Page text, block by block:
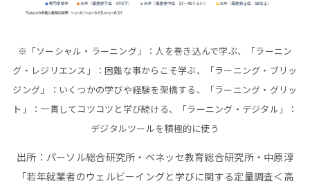
※「ソーシャル・ラーニング」：人を巻き込んで学ぶ、「ラーニン
グ・レジリエンス」：困難な事からこそ学ぶ、「ラーニング・ブリッ
ジング」：いくつかの学びや経験を架橋する、「ラーニング・グリッ
ト」：一貫してコツコツと学び続ける、「ラーニング・デジタル」：
デジタルツールを積極的に使う
出所：パーソル総合研究所・ベネッセ教育総合研究所・中原淳
「若年就業者のウェルビーイングと学びに関する定量調査＜高